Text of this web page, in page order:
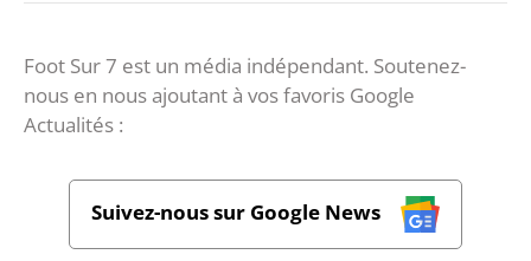
Foot Sur 7 est un média indépendant. Soutenez-
nous en nous ajoutant à vos favoris Google
Actualités :
Suivez-nous sur Google News